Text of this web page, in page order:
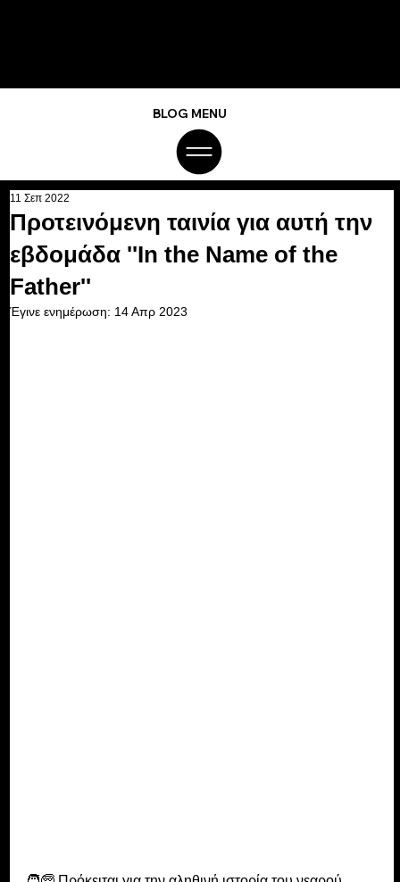
BLOG MENU
Προτεινόμενη ταινία για αυτή την
εβδομάδα ''In the Name of the
Father''
11 Σεπ 2022
Έγινε ενημέρωση: 14 Απρ 2023